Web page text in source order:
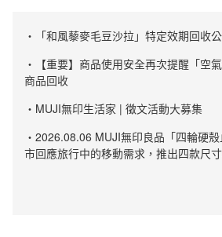
・「和風藜麥毛豆沙拉」特定效期回收
・【重要】商品使用安全再次提醒「空
商品回收
・MUJI無印生活家 | 徵文活動大募集
・2026.08.06 MUJI無印良品「四輪硬
市回應旅行中的移動需求，推出四款尺